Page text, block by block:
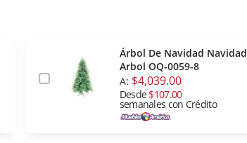
Árbol De Navidad Navidad
Arbol OQ-0059-8
A: $4,039.00
Desde$107.00
semanales con Crédito